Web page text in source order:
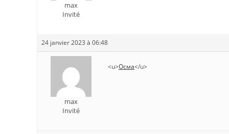
max
Invité
24 janvier 2023 à 06:48
max
Invité
<u>Осма</u>